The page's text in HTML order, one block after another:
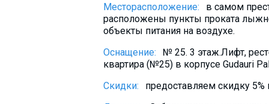
Месторасположение:
в самом
расположены пункты проката
объекты питания на воздухе.
Оснащение:
№ 25. 3 этаж.Лифт,
квартира (№25) в корпусе Gudauri
Скидки:
предоставляем скидку
Мобильная связь